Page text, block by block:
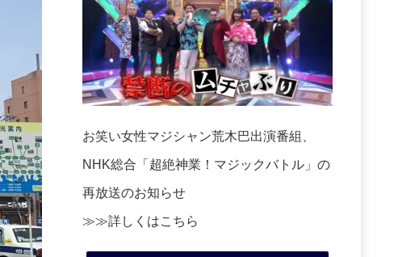
お笑い女性マジシャン荒木巴出演番組、
NHK総合「超絶神業！マジックバトル」の
再放送のお知らせ
≫≫詳しくはこちら